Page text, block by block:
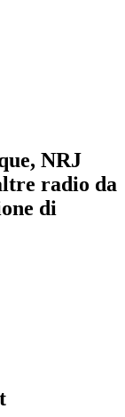
NRJ
radio da
di